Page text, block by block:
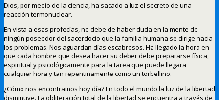
Dios, por medio de la ciencia, ha sacado a luz el secreto de una
reacción termonuclear.
En vista a esas profecías, no debe de haber duda en la mente de
ningún poseedor del sacerdocio que la familia humana se dirige hacia
los problemas. Nos aguardan días escabrosos. Ha llegado la hora en
que cada hombre que desea hacer su deber debe prepararse física,
espiritual y psicológicamente para la tarea que puede llegara
cualquier hora y tan repentinamente como un torbellino.
¿Cómo nos encontramos hoy día? En todo el mundo la luz de la libertad
disminuye. La obliteración total de la libertad se encuentra a través de